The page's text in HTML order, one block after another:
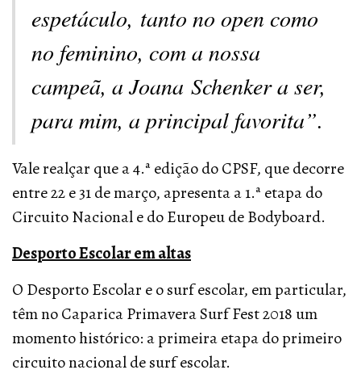
espetáculo, tanto no open como
no feminino, com a nossa
campeã, a Joana Schenker a ser,
para mim, a principal favorita”.
Vale realçar que a 4.ª edição do CPSF, que decorre
entre 22 e 31 de março, apresenta a 1.ª etapa do
Circuito Nacional e do Europeu de Bodyboard.
Desporto Escolar em altas
O Desporto Escolar e o surf escolar, em particular,
têm no Caparica Primavera Surf Fest 2018 um
momento histórico: a primeira etapa do primeiro
circuito nacional de surf escolar.